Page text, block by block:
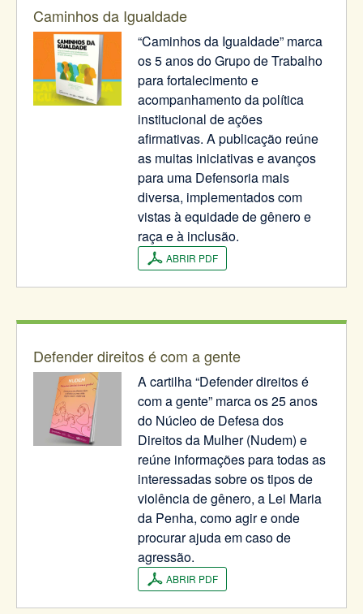
Caminhos da Igualdade
“Caminhos da Igualdade” marca
os 5 anos do Grupo de Trabalho
para fortalecimento e
acompanhamento da política
institucional de ações
afirmativas. A publicação reúne
as muitas iniciativas e avanços
para uma Defensoria mais
diversa, implementados com
vistas à equidade de gênero e
raça e à inclusão.
ABRIR PDF
Defender direitos é com a gente
A cartilha “Defender direitos é
com a gente” marca os 25 anos
do Núcleo de Defesa dos
Direitos da Mulher (Nudem) e
reúne informações para todas as
interessadas sobre os tipos de
violência de gênero, a Lei Maria
da Penha, como agir e onde
procurar ajuda em caso de
agressão.
ABRIR PDF